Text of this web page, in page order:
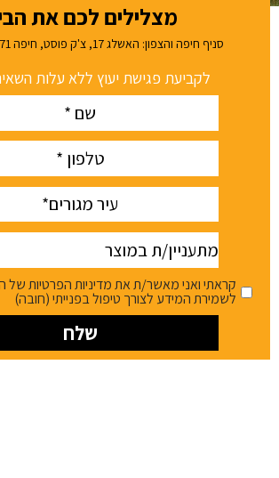
מצלילים לכם את
סניף חיפה והצפון: האשלג 17, צ'ק פוסט, חיפה 1700-70-50-71
לקביעת פגישת יעוץ ללא עלות
Name
phone
עיר
מתעניין/ת
במוצר
קראתי ואני מאשר/ת את מדיניות הפרטיות
לשמירת המידע לצורך טיפול בפנייתי (חובה)